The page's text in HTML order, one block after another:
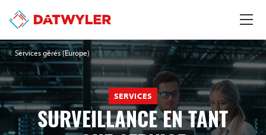
Services gérés (Europe)
SERVICES
SURVEILLANCE EN TANT